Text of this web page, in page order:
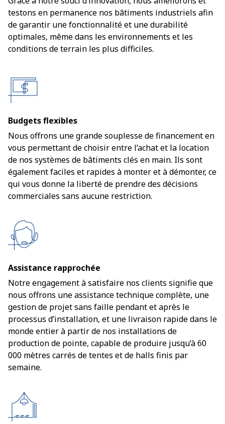
testons en permanence nos bâtiments industriels afin
de garantir une fonctionnalité et une durabilité
optimales, même dans les environnements et les
conditions de terrain les plus difficiles.
Budgets flexibles
Nous offrons une grande souplesse de financement en
vous permettant de choisir entre l’achat et la location
de nos systèmes de bâtiments clés en main. Ils sont
également faciles et rapides à monter et à démonter, ce
qui vous donne la liberté de prendre des décisions
commerciales sans aucune restriction.
Assistance rapprochée
Notre engagement à satisfaire nos clients signifie que
nous offrons une assistance technique complète, une
gestion de projet sans faille pendant et après le
processus d’installation, et une livraison rapide dans le
monde entier à partir de nos installations de
production de pointe, capable de produire jusqu’à 60
000 mètres carrés de tentes et de halls finis par
semaine.